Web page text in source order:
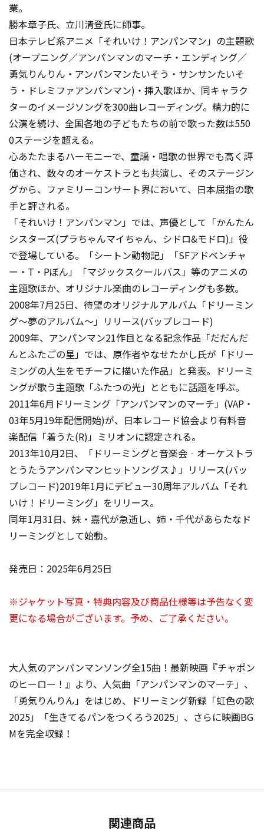
業。
勝本章子氏、立川清登氏に師事。
日本テレビ系アニメ「それいけ！アンパンマン」の主題歌
(オープニング／アンパンマンのマーチ・エンディング／
勇気りんりん・アンパンマンたいそう・サンサンたいそ
う・ドレミファアンパンマン)・挿入歌ほか、同キャラク
ターのイメージソングを300曲レコーディング。精力的に
公演を続け、全国各地の子どもたちの前で歌った数は550
0ステージを超える。
心あたたまるハーモニーで、童謡・唱歌の世界でも高く評
価され、数々のオーケストラとも共演し、そのステージン
グから、ファミリーコンサート界において、日本屈指の歌
手と評される。
「それいけ！アンパンマン」では、声優として「かんたん
シスターズ(プラちゃんマイちゃん、シドロ&モドロ)」役
で登場している。「シートン動物記」「SFアドベンチャ
ー・T・Pぼん」「マジックスクールバス」等のアニメの
主題歌ほか、オリジナル楽曲のレコーディングも多数。
2008年7月25日、待望のオリジナルアルバム「ドリーミン
グ～夢のアルバム～」リリース(バップレコード)
2009年、アンパンマン21作目となる記念作品「だだんだ
んとふたごの星」では、原作者やなせたかし氏が「ドリー
ミングの人生をモチーフに描いた作品」と発表。ドリーミ
ングが歌う主題歌「ふたつの光」とともに話題を呼ぶ。
2011年6月ドリーミング「アンパンマンのマーチ」(VAP・
03年5月19年配信開始)が、日本レコード協会より有料音
楽配信「着うた(R)」ミリオンに認定される。
2013年10月2日、「ドリーミングと音楽会‐オーケストラ
とうたうアンパンマンヒットソングス♪」リリース(バッ
プレコード)2019年1月にデビュー30周年アルバム「それ
いけ！ドリーミング」をリリース。
同年1月31日、妹・嘉代が急逝し、姉・千代があらたなド
リーミングとして始動。
発売日：2025年6月25日
※ジャケット写真・特典内容及び商品仕様等は予告なく変
更になる場合がございます。予め、ご了承ください。
大人気のアンパンマンソング全15曲！最新映画『チャポン
のヒーロー！』より、人気曲「アンパンマンのマーチ」、
「勇気りんりん」をはじめ、ドリーミング新録「虹色の歌
2025」「生きてるパンをつくろう2025」、さらに映画BG
Mを完全収録！
関連商品